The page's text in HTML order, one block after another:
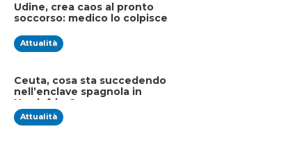
Udine, crea caos al pronto
soccorso: medico lo colpisce
Attualità
Ceuta, cosa sta succedendo
nell’enclave spagnola in
Nordafrica?
Attualità